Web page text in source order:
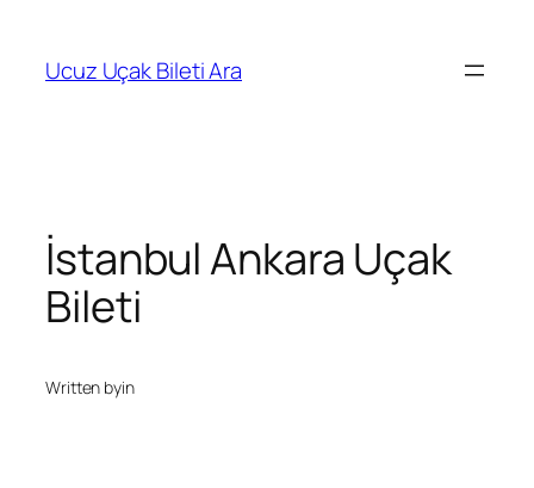
Ucuz Uçak Bileti Ara
İstanbul Ankara Uçak
Bileti
Written byin